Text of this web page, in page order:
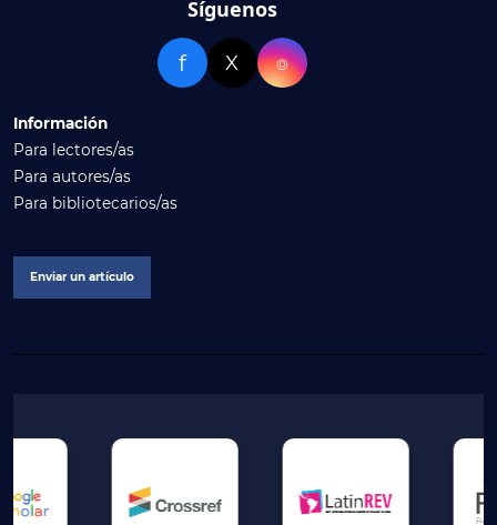
Síguenos
f X ⌾
Información
Para lectores/as
Para autores/as
Para bibliotecarios/as
Enviar un artículo